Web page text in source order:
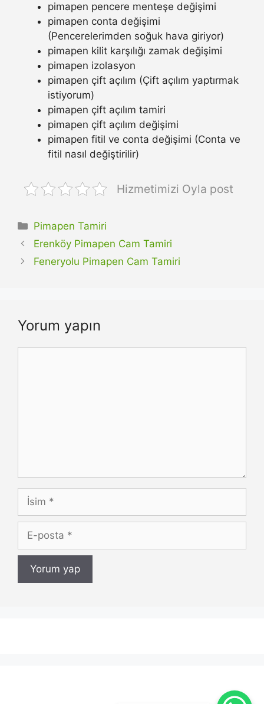
pimapen pencere menteşe değişimi
pimapen conta değişimi
(Pencerelerimden soğuk hava giriyor)
pimapen kilit karşılığı zamak değişimi
pimapen izolasyon
pimapen çift açılım (Çift açılım yaptırmak
istiyorum)
pimapen çift açılım tamiri
pimapen çift açılım değişimi
pimapen fitil ve conta değişimi (Conta ve
fitil nasıl değiştirilir)
Hizmetimizi Oyla post
Kategoriler
Pimapen Tamiri
Erenköy Pimapen Cam Tamiri
Feneryolu Pimapen Cam Tamiri
Yorum yapın
İsim
posta